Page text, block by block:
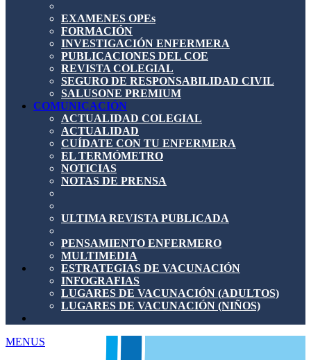
EXAMENES OPEs
FORMACIÓN
INVESTIGACIÓN ENFERMERA
PUBLICACIONES DEL COE
REVISTA COLEGIAL
SEGURO DE RESPONSABILIDAD CIVIL
SALUSONE PREMIUM
COMUNICACIÓN
ACTUALIDAD COLEGIAL
ACTUALIDAD
CUÍDATE CON TU ENFERMERA
EL TERMÓMETRO
NOTICIAS
NOTAS DE PRENSA
ULTIMA REVISTA PUBLICADA
PENSAMIENTO ENFERMERO
MULTIMEDIA
ESTRATEGIAS DE VACUNACIÓN
INFOGRAFIAS
LUGARES DE VACUNACIÓN (ADULTOS)
LUGARES DE VACUNACIÓN (NIÑOS)
MENUS